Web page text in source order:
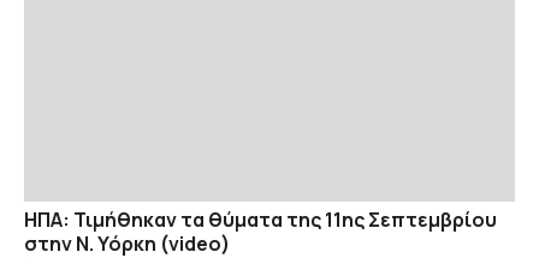
ΗΠΑ: Τιμήθηκαν τα θύματα της 11ης Σεπτεμβρίου
στην Ν. Υόρκη (video)